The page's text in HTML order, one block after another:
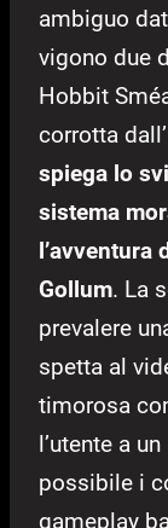
ambiguo
vigono due
Hobbit
corrotta
spiega lo
sistema
l’avventura
Gollum. La
prevalere
spetta al
timorosa
l’utente a
possibile i
gameplay